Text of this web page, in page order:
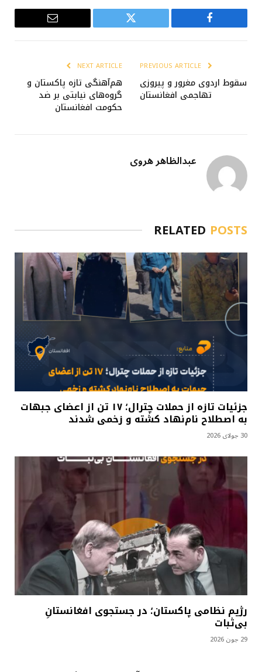
Facebook
Twitter
Email
سقوط اردوی مغرور و پیروزی
تهاجمی افغانستان
NEXT ARTICLE
هم‌آهنگی تازه پاکستان و
گروه‌های نیابتی بر ضد
حکومت افغانستان
عبدالظاهر هروی
RELATED POSTS
جزئیات تازه از حملات چترال؛ ۱۷ تن از اعضای جبهات
به اصطلاح نام‌نهاد کشته و زخمی شدند
30 جولای 2026
رژیم نظامی پاکستان؛ در جستجوی افغانستانِ
بی‌ثبات
29 جون 2026